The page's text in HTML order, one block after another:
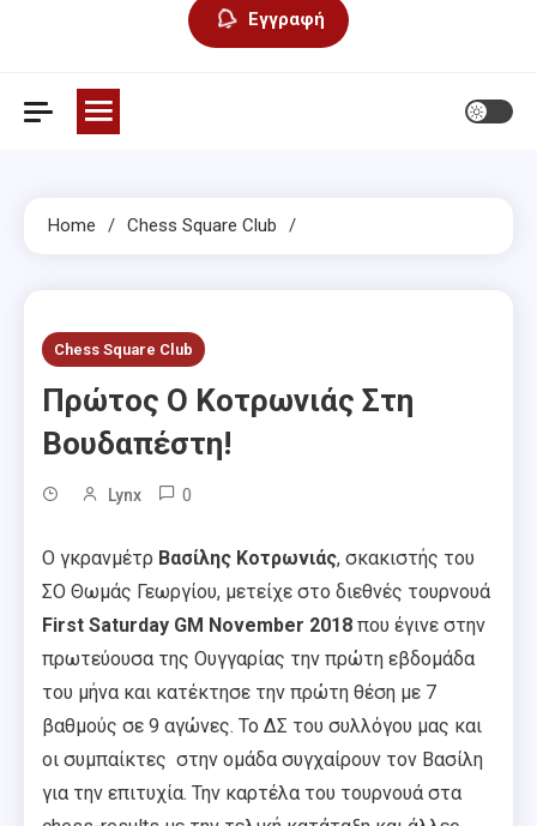
Εγγραφή
Home Chess Square Club
Chess Square Club
Πρώτος Ο Κοτρωνιάς Στη
Βουδαπέστη!
Lynx 0
Ο γκρανμέτρ Βασίλης Κοτρωνιάς, σκακιστής του
ΣΟ Θωμάς Γεωργίου, μετείχε στο διεθνές τουρνουά
First Saturday GM November 2018 που έγινε στην
πρωτεύουσα της Ουγγαρίας την πρώτη εβδομάδα
του μήνα και κατέκτησε την πρώτη θέση με 7
βαθμούς σε 9 αγώνες. Το ΔΣ του συλλόγου μας και
οι συμπαίκτες στην ομάδα συγχαίρουν τον Βασίλη
για την επιτυχία. Την καρτέλα του τουρνουά στα